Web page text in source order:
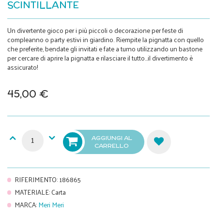
SCINTILLANTE
Un divertente gioco per i più piccoli o decorazione per feste di
compleanno o party estivi in giardino. Riempite la pignatta con quello
che preferite, bendate gli invitati e fate a turno utilizzando un bastone
per cercare di aprire la pignatta e rilasciare il tutto…il divertimento è
assicurato!
45,00 €
AGGIUNGI AL
CARRELLO
RIFERIMENTO:186865
MATERIALE:Carta
MARCA:Meri Meri